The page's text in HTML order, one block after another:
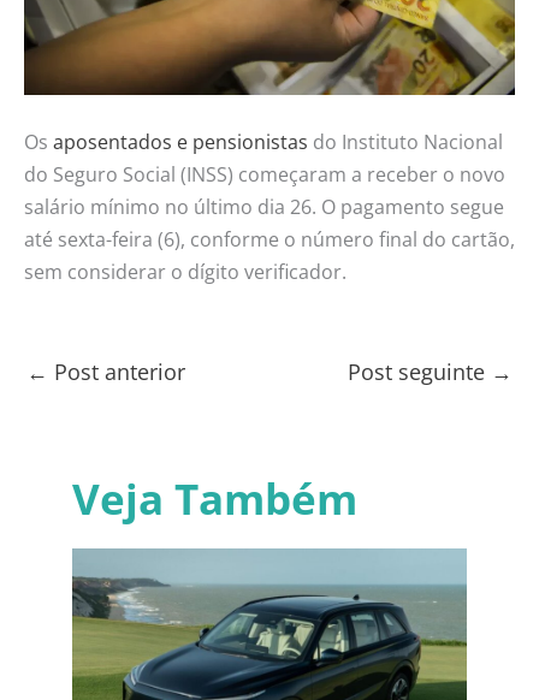
Os aposentados e pensionistas do Instituto Nacional
do Seguro Social (INSS) começaram a receber o novo
salário mínimo no último dia 26. O pagamento segue
até sexta-feira (6), conforme o número final do cartão,
sem considerar o dígito verificador.
← Post anterior Post seguinte →
Veja Também